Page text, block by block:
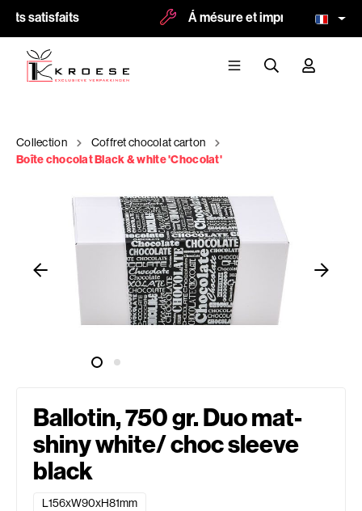
satisfaits Á mésure et impression
Collection
Coffret chocolat carton
Boîte chocolat Black & white 'Chocolat'
Ballotin, 750 gr. Duo mat-
shiny white/ choc sleeve
black
L156xW90xH81mm